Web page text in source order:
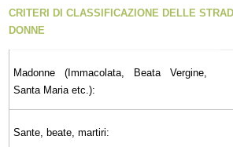
CRITERI DI CLASSIFICAZIONE DELLE
DONNE
Madonne (Immacolata, Beata Vergine,
Santa Maria etc.):
Sante, beate, martiri: